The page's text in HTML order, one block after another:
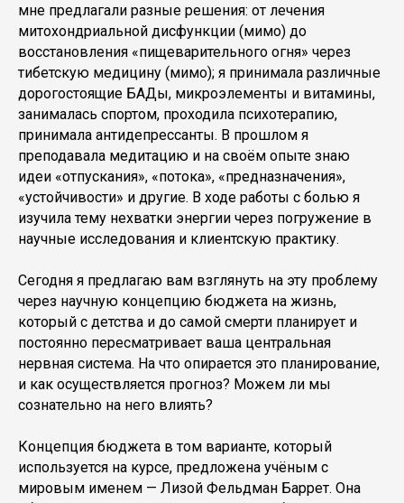
мне предлагали разные решения: от лечения
митохондриальной дисфункции (мимо) до
восстановления «пищеварительного огня» через
тибетскую медицину (мимо); я принимала различные
дорогостоящие БАДы, микроэлементы и витамины,
занималась спортом, проходила психотерапию,
принимала антидепрессанты. В прошлом я
преподавала медитацию и на своём опыте знаю
идеи «отпускания», «потока», «предназначения»,
«устойчивости» и другие. В ходе работы с болью я
изучила тему нехватки энергии через погружение в
научные исследования и клиентскую практику.
Сегодня я предлагаю вам взглянуть на эту проблему
через научную концепцию бюджета на жизнь,
который с детства и до самой смерти планирует и
постоянно пересматривает ваша центральная
нервная система. На что опирается это планирование,
и как осуществляется прогноз? Можем ли мы
сознательно на него влиять?
Концепция бюджета в том варианте, который
используется на курсе, предложена учёным с
мировым именем — Лизой Фельдман Баррет. Она